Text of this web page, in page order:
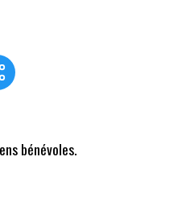
bénévoles.